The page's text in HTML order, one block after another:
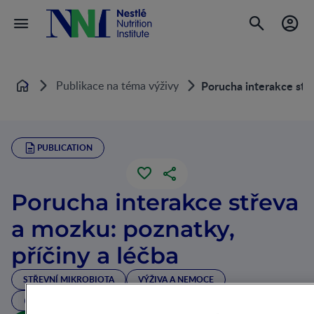
Home Publikace na téma výživy Porucha interakce
PUBLICATION
Porucha interakce střeva
a mozku: poznatky,
příčiny a léčba
STŘEVNÍ MIKROBIOTA
VÝŽIVA A NEMOCE